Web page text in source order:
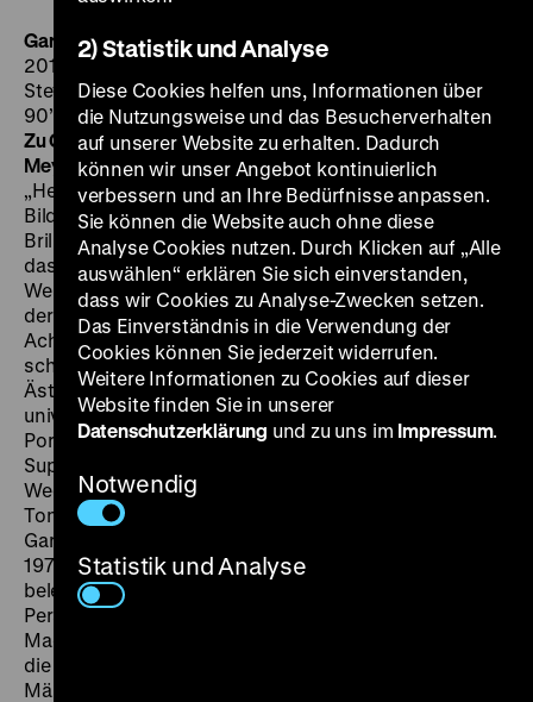
Garry Winogrand: All Things are Photographable
2018, R/S/P: Sasha Waters Freyer, K: Eddie Marritz, T:
Steven Loewen, Kayla Stewart, M: Ethan Winogrand,
90’
DCP, OF, Deutschlandpremiere SA 13.10. um 19 Uhr ·
Zu Gast: Sasha Waters Freyer · Moderation: Pamela
Meyer-Arndt
„Heutzutage hassen sich viele Menschen, wollen die
Bilder ihrer Welt kontrollieren wie mit einer Photoshop-
Brille. Garrys Bilder dagegen feiern das Un-Inszenierte,
das Un-Perfekte“ würdigtMad Men -Erfinder Matthew
Weiner in Freyers Künstlerporträt jenen Foto-Poeten,
der von den späten Fünfzigern bis in die frühen
Achtziger ein enzyklopädisches Porträt Amerikas
schuf. Die anfangs verspottete Schnappschuss-
Ästhetik seiner „Street Photography“ wurde zur
universalen dokumentarischen Bildsprache. In ihrem
Porträtfilm präsentiert Freyer neben Fotos, privatem
Super 8-Material und einem erlesenen Aufgebot von
Weggefährten und Kunsthistorikern unveröffentlichte
Tonaufnahmen von Vorträgen. Die Schattenseiten
Garry Winogrands, dessen Aufstieg und Fall seit den
1970er Jahren Sexismusvorwürfe begleiteten,
beleuchtet sie aus einer aufgeklärt feministischen
Perspektive. In seinem Spagat zwischen
Machokünstler und Familienmensch erkennt Freyer
die ungelösten Widersprüche US-amerikanischer
Männlichkeit. Das Spätwerk des manisch
2) Statistik und Analyse
Diese Cookies helfen uns, Informationen über
die Nutzungsweise und das Besucherverhalten
auf unserer Website zu erhalten. Dadurch
können wir unser Angebot kontinuierlich
verbessern und an Ihre Bedürfnisse anpassen.
Sie können die Website auch ohne diese
Analyse Cookies nutzen. Durch Klicken auf „Alle
auswählen“ erklären Sie sich einverstanden,
dass wir Cookies zu Analyse-Zwecken setzen.
Das Einverständnis in die Verwendung der
Cookies können Sie jederzeit widerrufen.
Weitere Informationen zu Cookies auf dieser
Website finden Sie in unserer
Datenschutzerklärung und zu uns im Impressum.
Notwendig
Statistik und Analyse